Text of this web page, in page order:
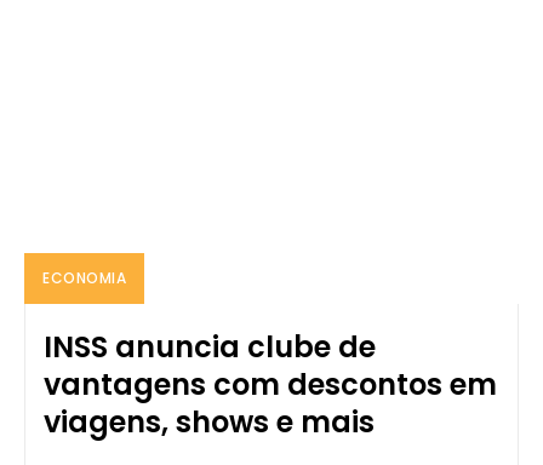
ECONOMIA
INSS anuncia clube de
vantagens com descontos em
viagens, shows e mais